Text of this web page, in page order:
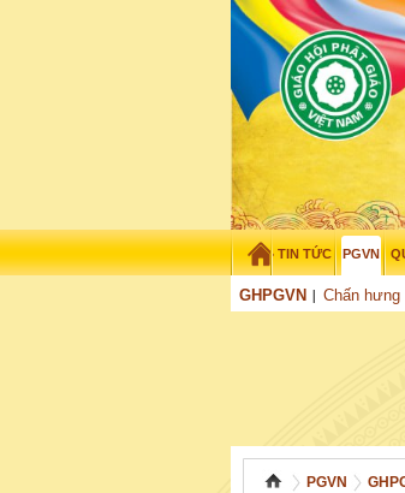
TIN TỨC PGVN
GHPGVN Chấn hưng
Thứ năm - 6/08/2026 –
PGVN